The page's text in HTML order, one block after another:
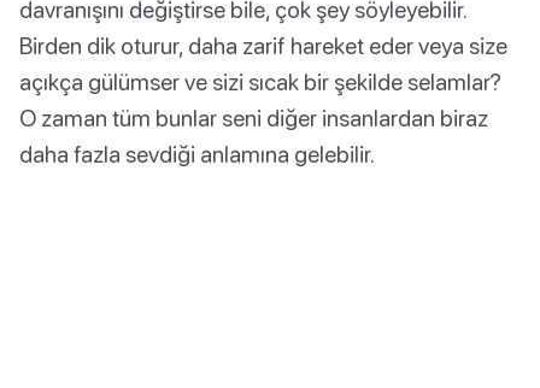
davranışını değiştirse bile, çok şey söyleyebilir.
Birden dik oturur, daha zarif hareket eder veya size
açıkça gülümser ve sizi sıcak bir şekilde selamlar?
O zaman tüm bunlar seni diğer insanlardan biraz
daha fazla sevdiği anlamına gelebilir.